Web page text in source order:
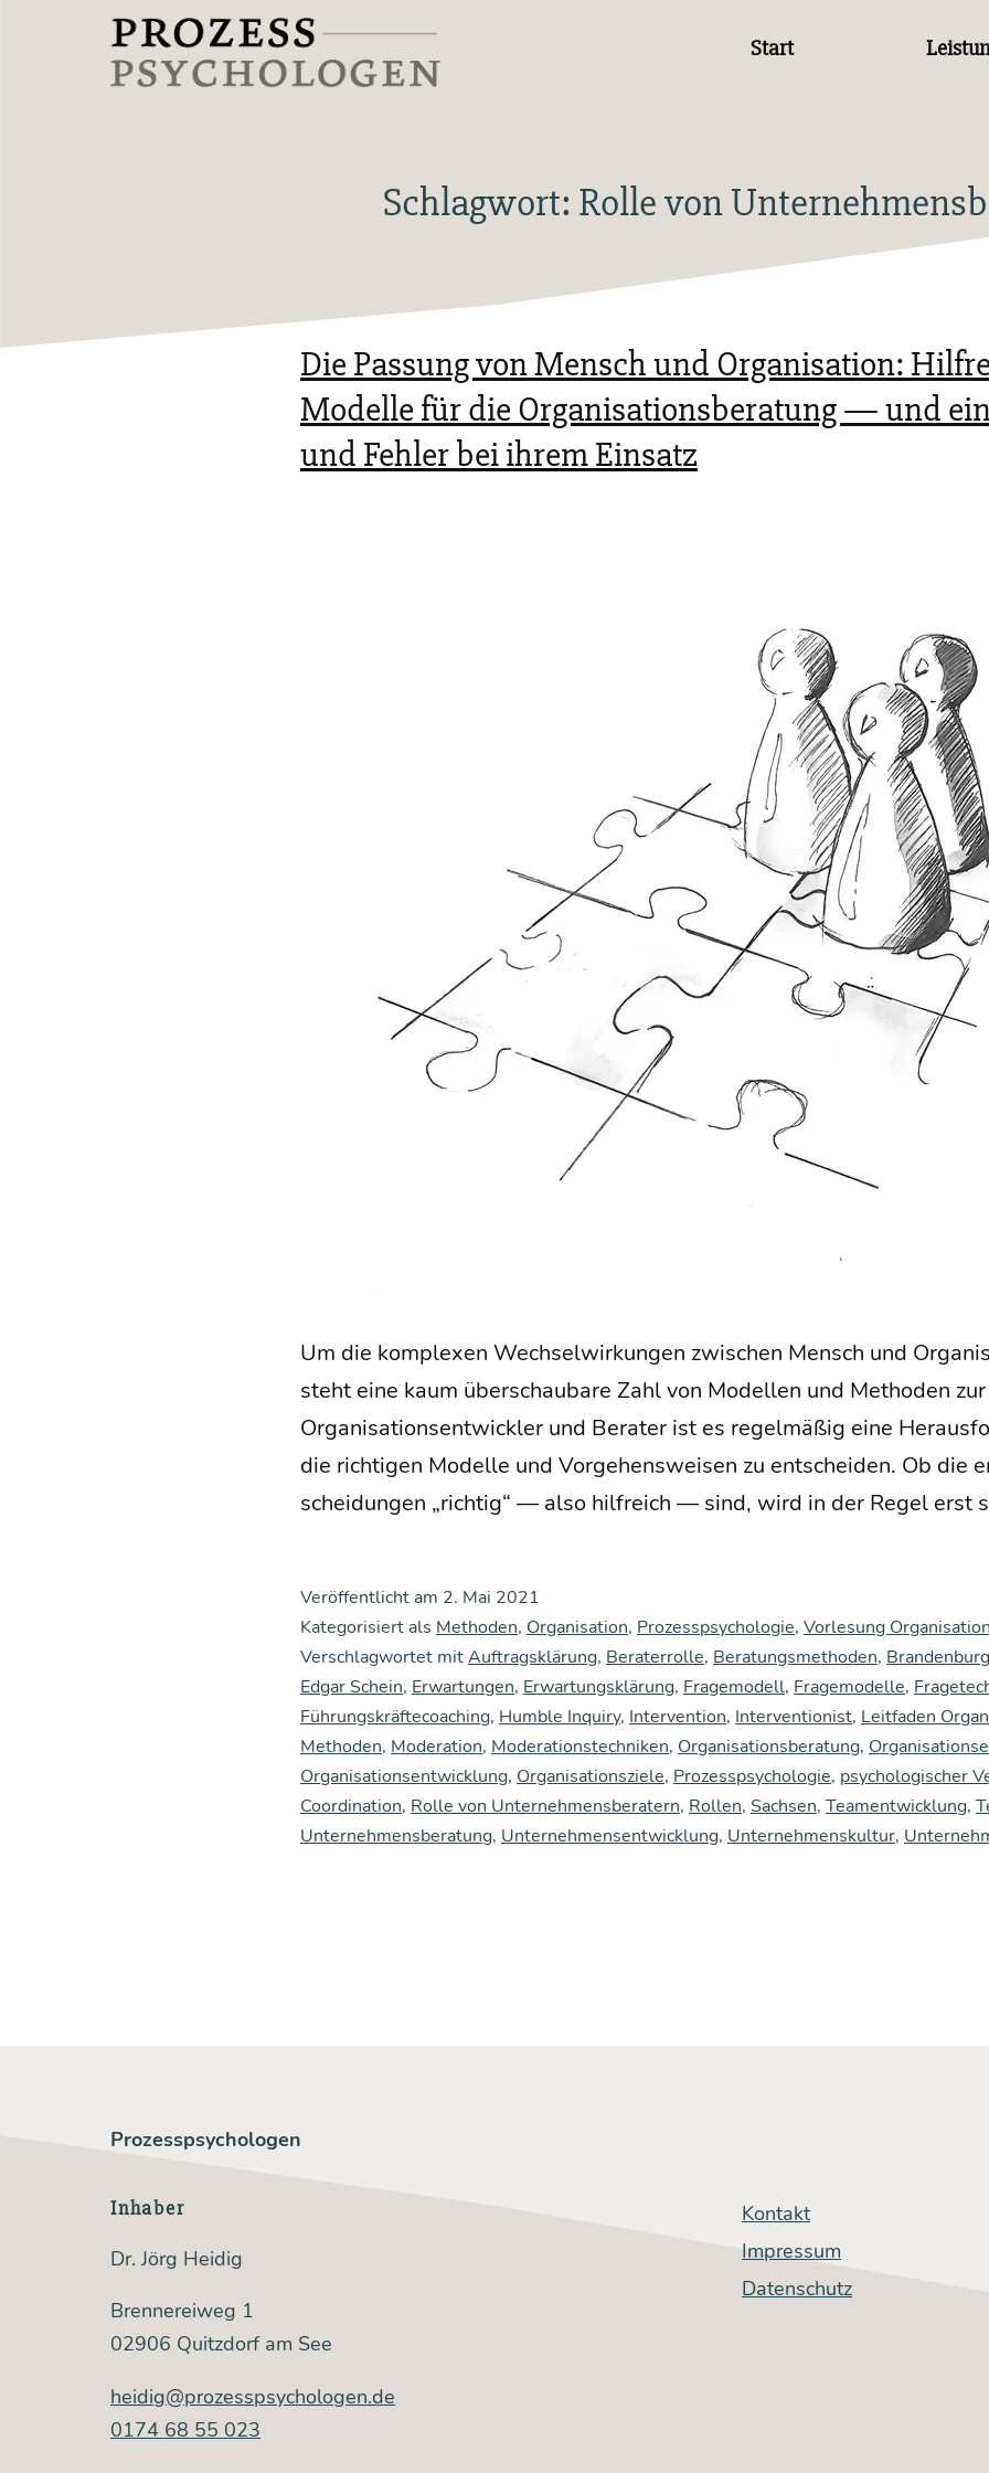
Start
Schlagwort: Rolle von
Die Passung von Mensch und Organisation:
Modelle für die Organisationsberatung — und
und Fehler bei ihrem Einsatz
Um die kom­ple­xen Wech­sel­wir­kun­gen zwi­schen Mensch und
steht eine kaum über­schau­ba­re Zahl von Model­len und Metho­den
Orga­ni­sa­ti­ons­ent­wick­ler und Bera­ter ist es regel­mä­ßig eine
die rich­ti­gen Model­le und Vor­ge­hens­wei­sen zu ent­schei­den. Ob die
schei­dun­gen „rich­tig“ — also hilf­reich — sind, wird in der Regel erst
Veröffentlicht am 2. Mai 2021
Kategorisiert als Methoden, Organisation, Prozesspsychologie, Vorlesung
Verschlagwortet mitAuftragsklärung, Beraterrolle, Beratungsmethoden, Brandenburg
Edgar Schein, Erwartungen, Erwartungsklärung, Fragemodell, Fragemodelle,
Führungskräftecoaching, Humble Inquiry, Intervention, Interventionist, Leitfaden
Methoden, Moderation, Moderationstechniken, Organisationsberatung,
Organisationsentwicklung, Organisationsziele, Prozesspsychologie, psychologischer
Coordination, Rolle von Unternehmensberatern, Rollen, Sachsen, Teamentwicklung,
Unternehmensberatung, Unternehmensentwicklung, Unternehmenskultur,
Prozesspsychologen
Inhaber
Dr. Jörg Heidig
Brennereiweg 1
02906 Quitzdorf am See
heidig@prozesspsychologen.de
0174 68 55 023
Kontakt
Impressum
Datenschutz